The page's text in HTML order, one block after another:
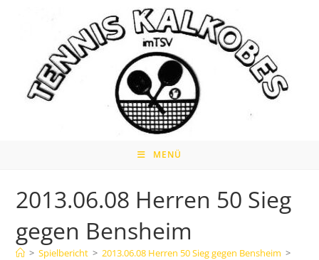
MENÜ
2013.06.08 Herren 50 Sieg
gegen Bensheim
> Spielbericht > 2013.06.08 Herren 50 Sieg gegen Bensheim >